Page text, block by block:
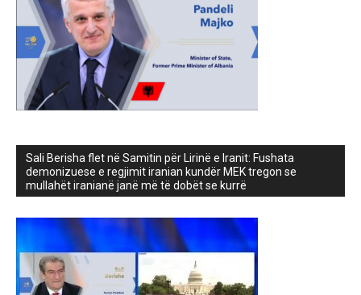
Sali Berisha flet në Samitin për Lirinë e Iranit: Fushata
demonizuese e regjimit iranian kundër MEK tregon se
mullahët iranianë janë më të dobët se kurrë